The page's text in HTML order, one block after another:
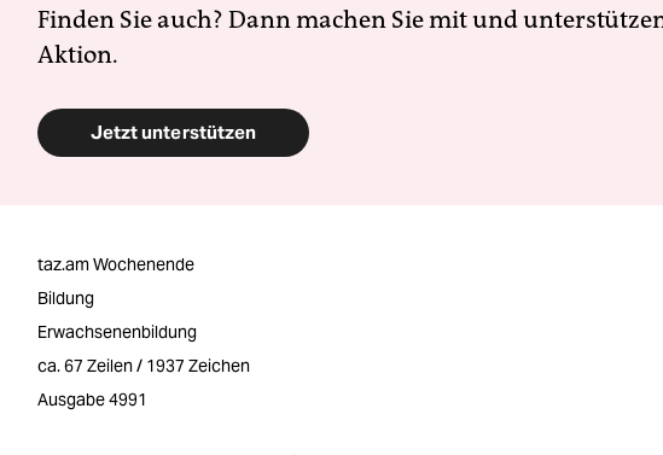
Finden Sie auch? Dann machen Sie mit und
Aktion.
Jetzt unterstützen
taz.am Wochenende
Bildung
Erwachsenenbildung
ca. 67 Zeilen / 1937 Zeichen
Ausgabe 4991